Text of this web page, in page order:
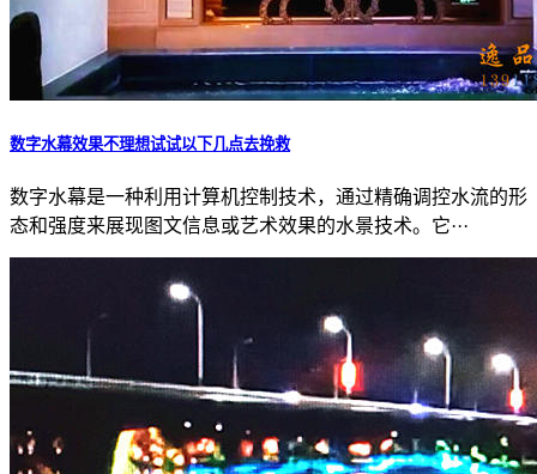
数字水幕效果不理想试试以下几点去挽救
数字水幕是一种利用计算机控制技术，通过精确调控水流的形
态和强度来展现图文信息或艺术效果的水景技术。它···